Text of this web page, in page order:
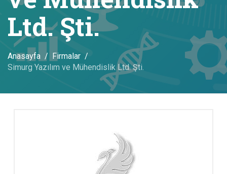
Ltd. Şti.
Anasayfa
Firmalar
Simurg Yazılım ve Mühendislik Ltd. Şti.